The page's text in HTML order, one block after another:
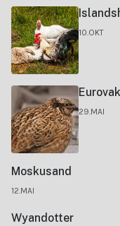
10.OKT
29.MAI
Moskusand
12.MAI
Wyandotter